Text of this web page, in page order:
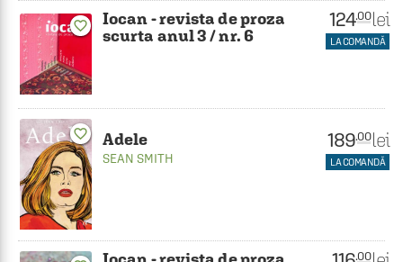
favorite_border
Iocan - revista de proza
scurta anul 3 / nr. 6
124.00 lei
LA COMANDĂ
favorite_border Adele
SEAN SMITH
189.00 lei
LA COMANDĂ
.00